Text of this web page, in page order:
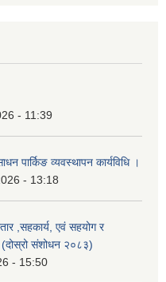
- 11:39
पार्किङ व्यवस्थापन कार्यविधि ।
- 13:18
,सहकार्य, एवं सहयोग र
(दोस्रो संशोधन २०८३)
- 15:50